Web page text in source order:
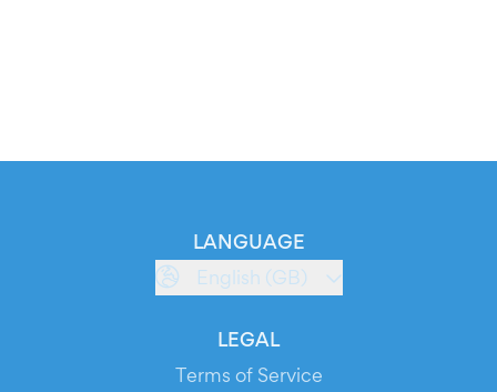
LANGUAGE
English (GB)
LEGAL
Terms of Service